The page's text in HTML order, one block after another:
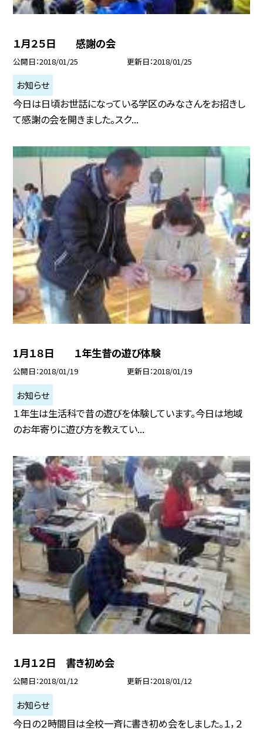
１月２５日 感謝の会
公開日 2018/01/25 更新日 2018/01/25
お知らせ
今日は日頃お世話になっている学区のみなさんをお招きし
て感謝の会を開きました。スク...
1月１８日 １年生昔の遊び体験
公開日 2018/01/19 更新日 2018/01/19
お知らせ
１年生は生活科で昔の遊びを体験しています。今日は地域
のお年寄りに遊び方を教えてい...
１月１２日 書き初め会
公開日 2018/01/12 更新日 2018/01/12
お知らせ
今日の２時間目は全校一斉に書き初め会をしました。１，２